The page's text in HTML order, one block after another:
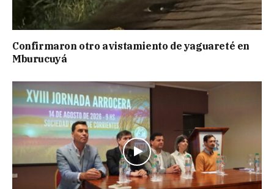
Confirmaron otro avistamiento de yaguareté en
Mburucuyá